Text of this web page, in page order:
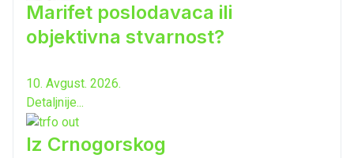
Marifet poslodavaca ili
objektivna stvarnost?
10. Avgust. 2026.
Detaljnije...
Iz Crnogorskog